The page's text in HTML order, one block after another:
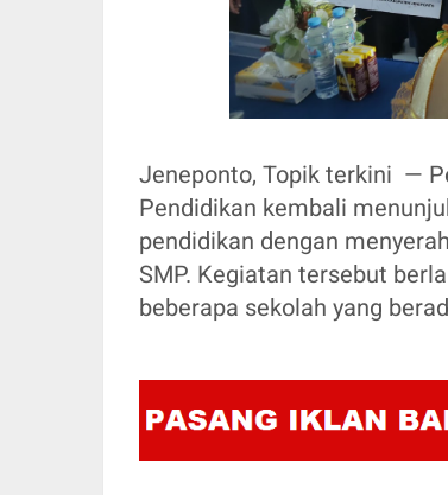
Jeneponto, Topik terkini —
Pendidikan kembali
pendidikan dengan
SMP. Kegiatan tersebut
beberapa sekolah yang